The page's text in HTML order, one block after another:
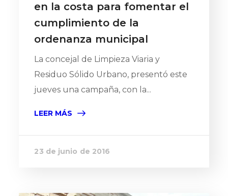
en la costa para fomentar el
cumplimiento de la
ordenanza municipal
La concejal de Limpieza Viaria y
Residuo Sólido Urbano, presentó este
jueves una campaña, con la...
LEER MÁS
23 de junio de 2016